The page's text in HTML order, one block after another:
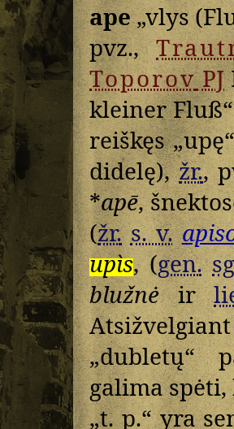
ape„vlys
pvz.,
ToporovPJ
kleiner
reiškęs
didelę),žr.,
*apē,
(žr. s. v.
upìs, (gen.
blužnėir
„dubletų“
galima
„t. p.“ yra